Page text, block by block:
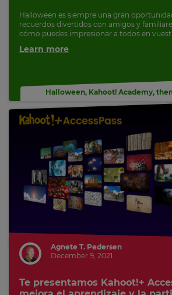
Halloween es siempre una gran
recuerdos divertidos con amigos y
cómo puedes impresionar a todos en
Learn more
Halloween, Kahoot! Academy,
Agnete T. Pedersen
December 9, 2021
Te presentamos Kahoot!+